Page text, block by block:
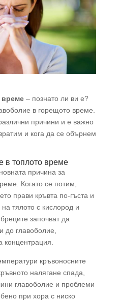
време– познато ли ви е?
в горещото време.
причини и е важно
и кога да се обърнем
в топлото време
причина за
Когато се потим,
прави кръвта по-гъста и
тялото с кислород и
започват да
до главоболие,
концентрация.
кръвоносните
налягане спада,
главоболие и проблеми
при хора с ниско